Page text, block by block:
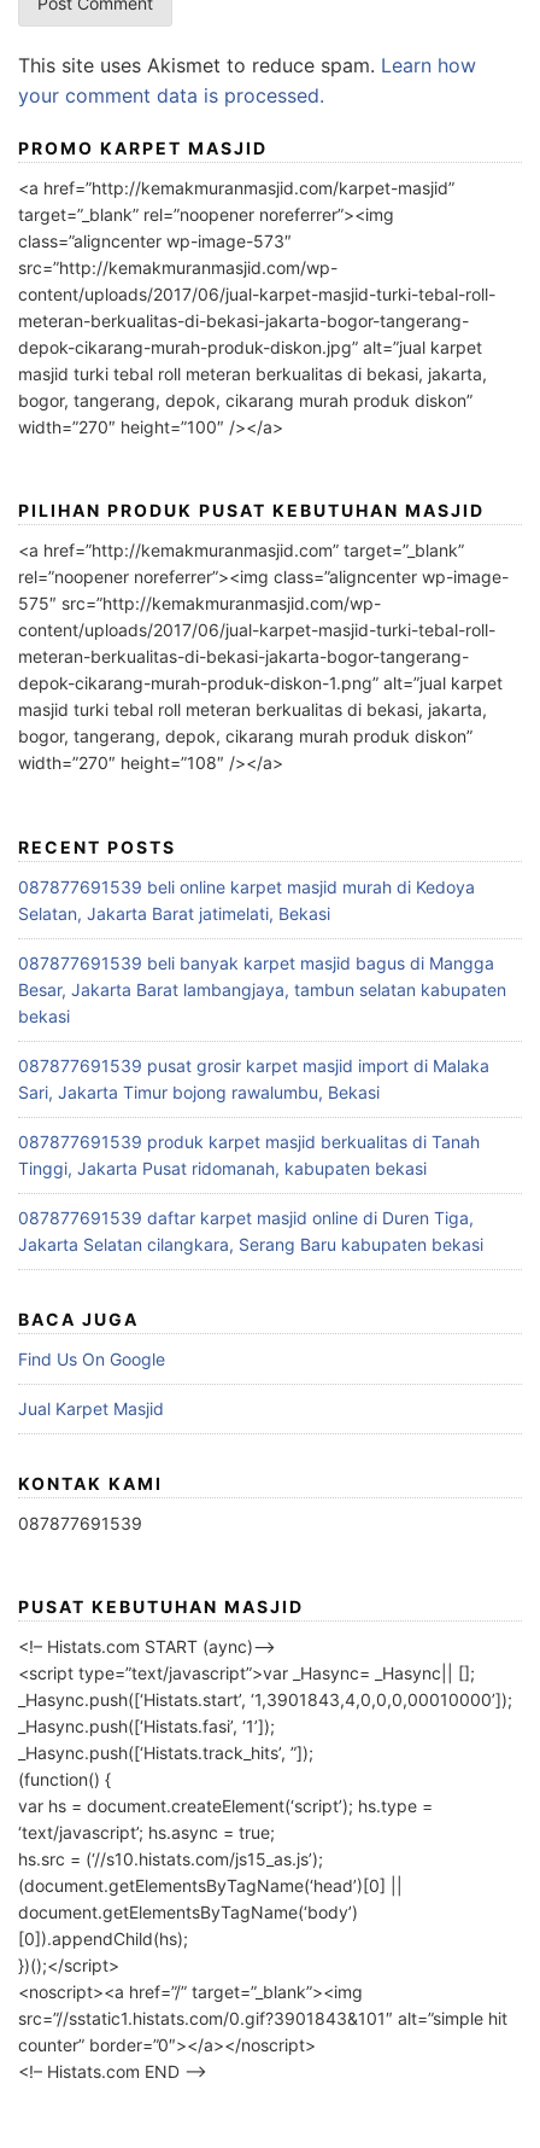
This site uses Akismet to reduce spam. Learn how
your comment data is processed.
PROMO KARPET MASJID
<a href=”http://kemakmuranmasjid.com/karpet-masjid”
target=”_blank” rel=”noopener noreferrer”><img
class=”aligncenter wp-image-573″
src=”http://kemakmuranmasjid.com/wp-
content/uploads/2017/06/jual-karpet-masjid-turki-tebal-roll-
meteran-berkualitas-di-bekasi-jakarta-bogor-tangerang-
depok-cikarang-murah-produk-diskon.jpg” alt=”jual karpet
masjid turki tebal roll meteran berkualitas di bekasi, jakarta,
bogor, tangerang, depok, cikarang murah produk diskon”
width=”270″ height=”100″ /></a>
PILIHAN PRODUK PUSAT KEBUTUHAN MASJID
<a href=”http://kemakmuranmasjid.com” target=”_blank”
rel=”noopener noreferrer”><img class=”aligncenter wp-image-
575″ src=”http://kemakmuranmasjid.com/wp-
content/uploads/2017/06/jual-karpet-masjid-turki-tebal-roll-
meteran-berkualitas-di-bekasi-jakarta-bogor-tangerang-
depok-cikarang-murah-produk-diskon-1.png” alt=”jual karpet
masjid turki tebal roll meteran berkualitas di bekasi, jakarta,
bogor, tangerang, depok, cikarang murah produk diskon”
width=”270″ height=”108″ /></a>
RECENT POSTS
087877691539 beli online karpet masjid murah di Kedoya
Selatan, Jakarta Barat jatimelati, Bekasi
087877691539 beli banyak karpet masjid bagus di Mangga
Besar, Jakarta Barat lambangjaya, tambun selatan kabupaten
bekasi
087877691539 pusat grosir karpet masjid import di Malaka
Sari, Jakarta Timur bojong rawalumbu, Bekasi
087877691539 produk karpet masjid berkualitas di Tanah
Tinggi, Jakarta Pusat ridomanah, kabupaten bekasi
087877691539 daftar karpet masjid online di Duren Tiga,
Jakarta Selatan cilangkara, Serang Baru kabupaten bekasi
BACA JUGA
Find Us On Google
Jual Karpet Masjid
KONTAK KAMI
087877691539
PUSAT KEBUTUHAN MASJID
<!– Histats.com START (aync)–>
<script type=”text/javascript”>var _Hasync= _Hasync|| [];
_Hasync.push([‘Histats.start’, ‘1,3901843,4,0,0,0,00010000’]);
_Hasync.push([‘Histats.fasi’, ‘1’]);
_Hasync.push([‘Histats.track_hits’, ”]);
(function() {
var hs = document.createElement(‘script’); hs.type =
‘text/javascript’; hs.async = true;
hs.src = (‘//s10.histats.com/js15_as.js’);
(document.getElementsByTagName(‘head’)[0] ||
document.getElementsByTagName(‘body’)
[0]).appendChild(hs);
})();</script>
<noscript><a href=”/” target=”_blank”><img
src=”//sstatic1.histats.com/0.gif?3901843&101″ alt=”simple hit
counter” border=”0″></a></noscript>
<!– Histats.com END –>